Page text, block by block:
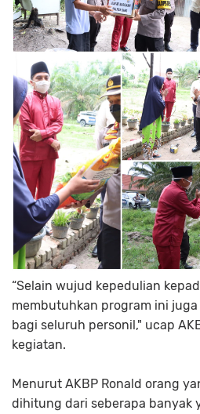
“Selain wujud kepedulian
membutuhkan program ini
bagi seluruh personil," ucap
kegiatan.
Menurut AKBP Ronald orang
dihitung dari seberapa banyak